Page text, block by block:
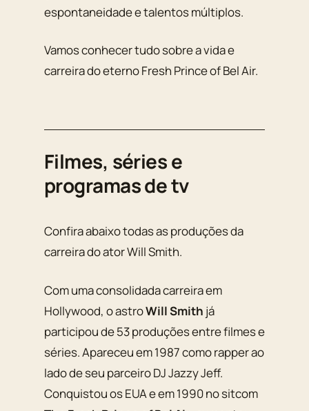
espontaneidade e talentos múltiplos.
Vamos conhecer tudo sobre a vida e
carreira do eterno Fresh Prince of Bel Air.
Filmes, séries e
programas de tv
Confira abaixo todas as produções da
carreira do ator Will Smith.
Com uma consolidada carreira em
Hollywood, o astroWill Smith já
participou de 53 produções entre filmes e
séries. Apareceu em 1987 como rapper ao
lado de seu parceiro DJ Jazzy Jeff.
Conquistou os EUA e em 1990 no sitcom